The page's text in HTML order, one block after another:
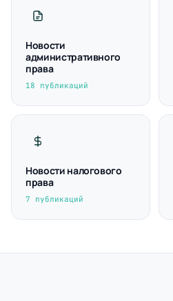
Новости
административного
права
18 публикаций
Новости налогового
права
7 публикаций